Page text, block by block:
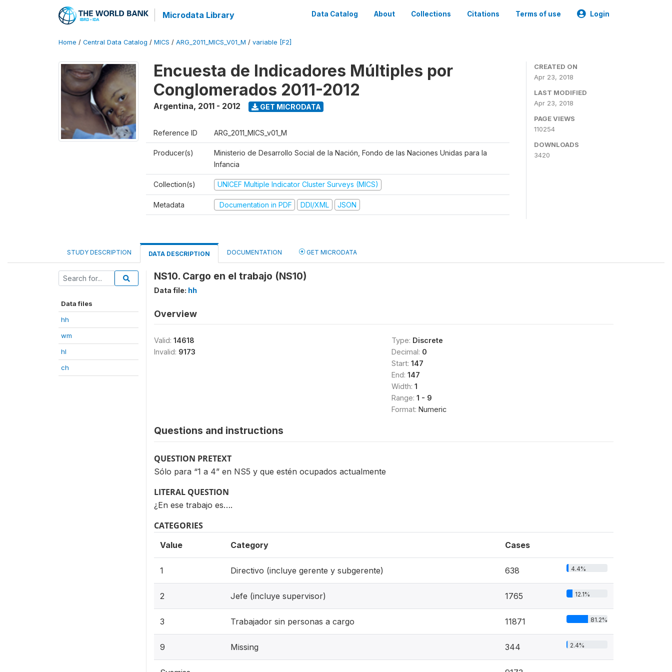
Microdata Library Data Catalog About Collections Citations Terms of use Login
Home / Central Data Catalog / MICS / ARG_2011_MICS_V01_M / variable [F2]
Encuesta de Indicadores Múltiples por
Conglomerados 2011-2012
Argentina, 2011 - 2012 GET MICRODATA
Reference ID ARG_2011_MICS_v01_M
Producer(s)
Ministerio de Desarrollo Social de la Nación, Fondo de las Naciones Unidas para la
Infancia
Collection(s) UNICEF Multiple Indicator Cluster Surveys (MICS)
Metadata Documentation in PDF DDI/XML JSON
CREATED ON
Apr 23, 2018
LAST MODIFIED
Apr 23, 2018
PAGE VIEWS
110254
DOWNLOADS
3420
STUDY DESCRIPTION DATA DESCRIPTION DOCUMENTATION GET MICRODATA
Data files
hh
wm
hl
ch
NS10. Cargo en el trabajo (NS10)
Data file: hh
Overview
Valid: 14618
Invalid: 9173
Type: Discrete
Decimal: 0
Start: 147
End: 147
Width: 1
Range: 1 - 9
Format: Numeric
Questions and instructions
QUESTION PRETEXT
Sólo para “1 a 4” en NS5 y que estén ocupados actualmente
LITERAL QUESTION
¿En ese trabajo es….
CATEGORIES
Value Category Cases
1 Directivo (incluye gerente y subgerente) 638 4.4%
2 Jefe (incluye supervisor) 1765 12.1%
3 Trabajador sin personas a cargo 11871 81.2%
9 Missing 344 2.4%